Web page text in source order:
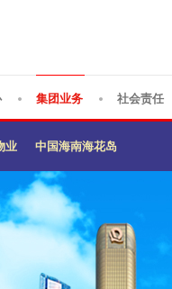
集团业务 社会责任
业 中国海南海花岛